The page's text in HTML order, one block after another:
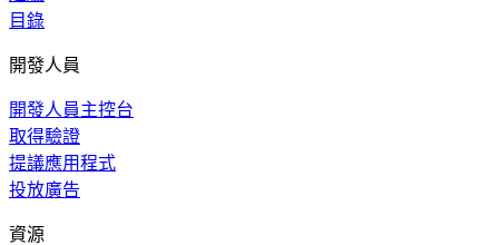
目錄
開發人員
開發人員主控台
取得驗證
提議應用程式
投放廣告
資源